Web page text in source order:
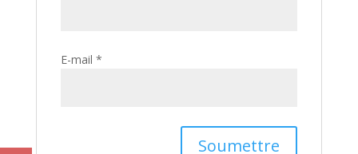
E-mail *